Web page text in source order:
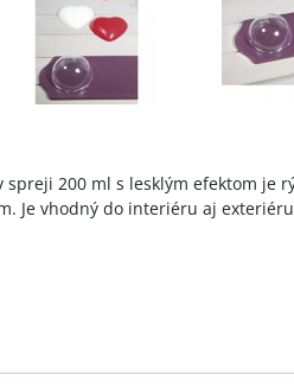
200 ml s lesklým efektom je
Je vhodný do interiéru aj